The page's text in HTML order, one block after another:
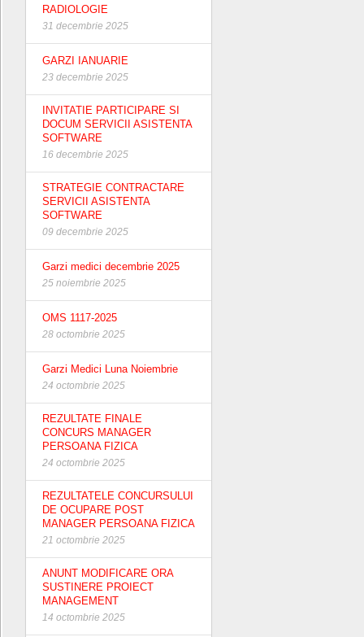
RADIOLOGIE
31 decembrie 2025
GARZI IANUARIE
23 decembrie 2025
INVITATIE PARTICIPARE SI
DOCUM SERVICII ASISTENTA
SOFTWARE
16 decembrie 2025
STRATEGIE CONTRACTARE
SERVICII ASISTENTA
SOFTWARE
09 decembrie 2025
Garzi medici decembrie 2025
25 noiembrie 2025
OMS 1117-2025
28 octombrie 2025
Garzi Medici Luna Noiembrie
24 octombrie 2025
REZULTATE FINALE
CONCURS MANAGER
PERSOANA FIZICA
24 octombrie 2025
REZULTATELE CONCURSULUI
DE OCUPARE POST
MANAGER PERSOANA FIZICA
21 octombrie 2025
ANUNT MODIFICARE ORA
SUSTINERE PROIECT
MANAGEMENT
14 octombrie 2025